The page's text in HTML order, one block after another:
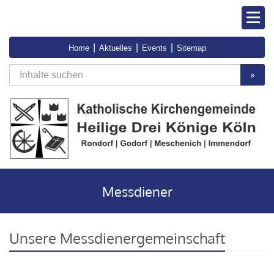
Home Aktuelles Events Sitemap
»
Messdiener
Unsere Messdienergemeinschaft